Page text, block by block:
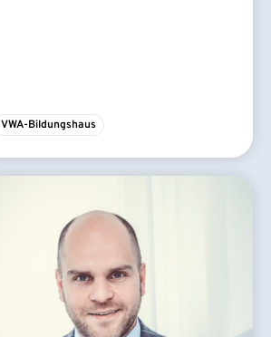
VWA-Bildungshaus